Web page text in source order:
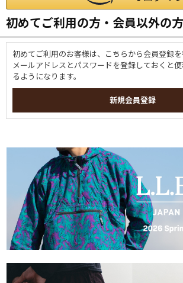
初めてご利用の方・会員以外の方
初めてご利用のお客様は、こちらから会員登録を
メールアドレスとパスワードを登録しておくと
るようになります。